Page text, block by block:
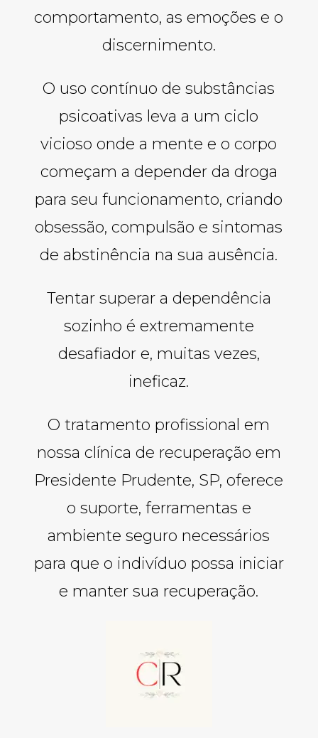
comportamento, as emoções e o
discernimento.
O uso contínuo de substâncias
psicoativas leva a um ciclo
vicioso onde a mente e o corpo
começam a depender da droga
para seu funcionamento, criando
obsessão, compulsão e sintomas
de abstinência na sua ausência.
Tentar superar a dependência
sozinho é extremamente
desafiador e, muitas vezes,
ineficaz.
O tratamento profissional em
nossa clínica de recuperação em
Presidente Prudente, SP, oferece
o suporte, ferramentas e
ambiente seguro necessários
para que o indivíduo possa iniciar
e manter sua recuperação.